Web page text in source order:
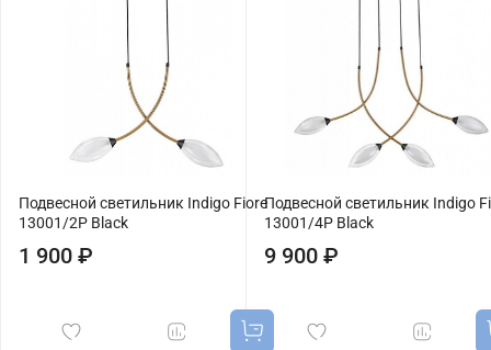
Подвесной светильник Indigo Fiore
13001/2P Black
1 900 ₽
Подвесной светильник Indigo
13001/4P Black
9 900 ₽